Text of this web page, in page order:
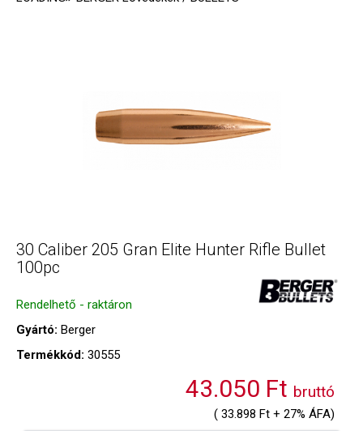
30 Caliber 205 Gran Elite Hunter Rifle Bullet
100pc
Rendelhető - raktáron
Gyártó: Berger
Termékkód: 30555
43.050 Ft bruttó
( 33.898 Ft + 27% ÁFA)